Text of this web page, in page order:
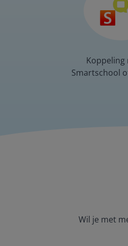
Koppeling
Smartschool
Wil je met